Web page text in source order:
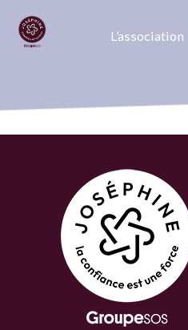
L’association